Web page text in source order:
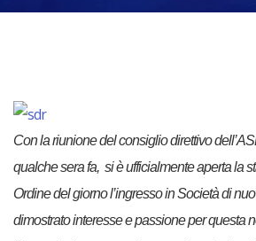
Con la riunione del consiglio direttivo
qualche sera fa, si è ufficialmente aperta la
Ordine del giorno l’ingresso in Società di
dimostrato interesse e passione per questa